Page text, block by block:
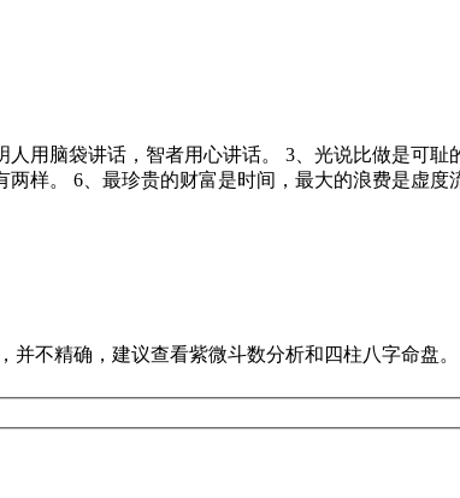
用脑袋讲话，智者用心讲话。 3、光说比做是可
样。 6、最珍贵的财富是时间，最大的浪费是虚度
不精确，建议查看紫微斗数分析和四柱八字命盘。